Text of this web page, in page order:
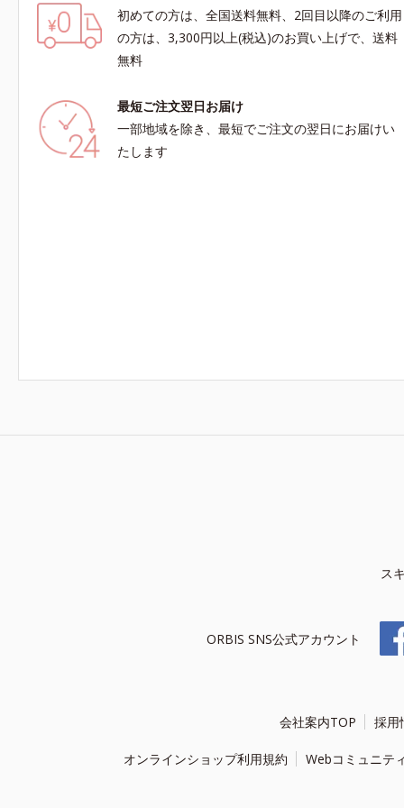
初めての方は、全国送料無料、2回目以降のご利用
の方は、3,300円以上(税込)のお買い上げで、送料
無料
最短ご注文翌日お届け
一部地域を除き、最短でご注文の翌日にお届けい
たします
ス
ORBIS SNS公式アカウント
会社案内TOP 採用
オンラインショップ利用規約 Webコミュニテ